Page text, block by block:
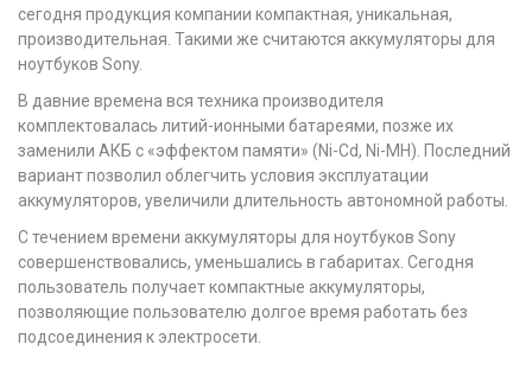
сегодня продукция компании компактная, уникальная,
производительная. Такими же считаются аккумуляторы для
ноутбуков Sony.
В давние времена вся техника производителя
комплектовалась литий-ионными батареями, позже их
заменили АКБ с «эффектом памяти» (Ni-Cd, Ni-MH). Последний
вариант позволил облегчить условия эксплуатации
аккумуляторов, увеличили длительность автономной работы.
С течением времени аккумуляторы для ноутбуков Sony
совершенствовались, уменьшались в габаритах. Сегодня
пользователь получает компактные аккумуляторы,
позволяющие пользователю долгое время работать без
подсоединения к электросети.